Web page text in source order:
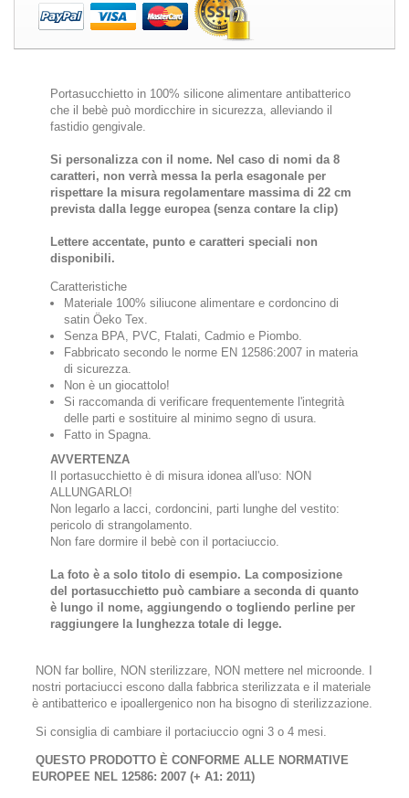
Portasucchietto in 100% silicone alimentare antibatterico
che il bebè può mordicchire in sicurezza, alleviando il
fastidio gengivale.
Si personalizza con il nome. Nel caso di nomi da 8
caratteri, non verrà messa la perla esagonale per
rispettare la misura regolamentare massima di 22 cm
prevista dalla legge europea (senza contare la clip)
Lettere accentate, punto e caratteri speciali non
disponibili.
Caratteristiche
Materiale 100% siliucone alimentare e cordoncino di
satin Öeko Tex.
Senza BPA, PVC, Ftalati, Cadmio e Piombo.
Fabbricato secondo le norme EN 12586:2007 in materia
di sicurezza.
Non è un giocattolo!
Si raccomanda di verificare frequentemente l'integrità
delle parti e sostituire al minimo segno di usura.
Fatto in Spagna.
AVVERTENZA
Il portasucchietto è di misura idonea all'uso: NON
ALLUNGARLO!
Non legarlo a lacci, cordoncini, parti lunghe del vestito:
pericolo di strangolamento.
Non fare dormire il bebè con il portaciuccio.
La foto è a solo titolo di esempio. La composizione
del portasucchietto può cambiare a seconda di quanto
è lungo il nome, aggiungendo o togliendo perline per
raggiungere la lunghezza totale di legge.
NON far bollire, NON sterilizzare, NON mettere nel microonde. I
nostri portaciucci escono dalla fabbrica sterilizzata e il materiale
è antibatterico e ipoallergenico non ha bisogno di sterilizzazione.
Si consiglia di cambiare il portaciuccio ogni 3 o 4 mesi.
QUESTO PRODOTTO È CONFORME ALLE NORMATIVE
EUROPEE NEL 12586: 2007 (+ A1: 2011)